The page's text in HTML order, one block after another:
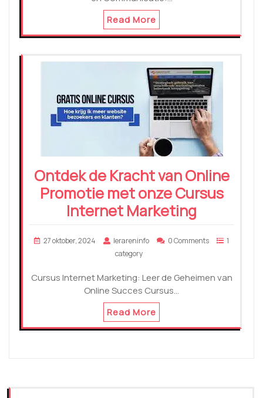
Read More
Ontdek de Kracht van Online
Promotie met onze Cursus
Internet Marketing
27 oktober, 2024 lerareninfo 0 Comments
1
category
Cursus Internet Marketing: Leer de Geheimen van
Online Succes Cursus…
Read More